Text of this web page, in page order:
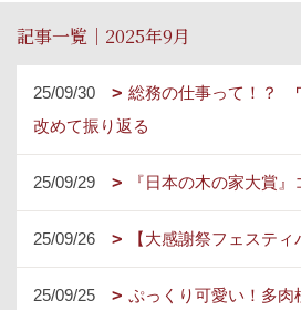
記事一覧｜2025年9月
25/09/30
総務の仕事って！？
改めて振り返る
25/09/29 『日本の木の家大賞
25/09/26 【大感謝祭フェステ
25/09/25
ぷっくり可愛い！多肉